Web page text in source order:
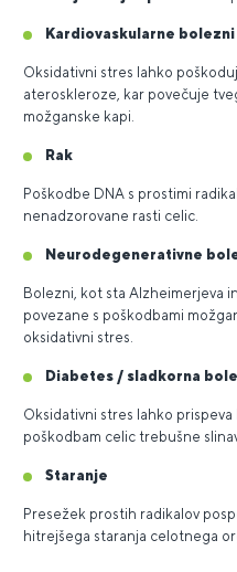
Kardiovaskularne bolezni
Oksidativni stres lahko
ateroskleroze, kar povečuje
možganske kapi.
Rak
Poškodbe DNA s prostimi
nenadzorovane rasti celic.
Neurodegenerativne
Bolezni, kot sta Alzheimerjeva
povezane s poškodbami
oksidativni stres.
Diabetes / sladkorna
Oksidativni stres lahko
poškodbam celic trebušne
Staranje
Presežek prostih radikalov
hitrejšega staranja celotnega